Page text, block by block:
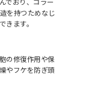
を持つためなじ
きます。
の修復作用や保
やフケを防ぎ頭